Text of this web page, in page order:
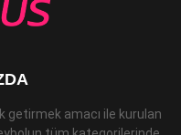
getirmek amacı ile kurulan